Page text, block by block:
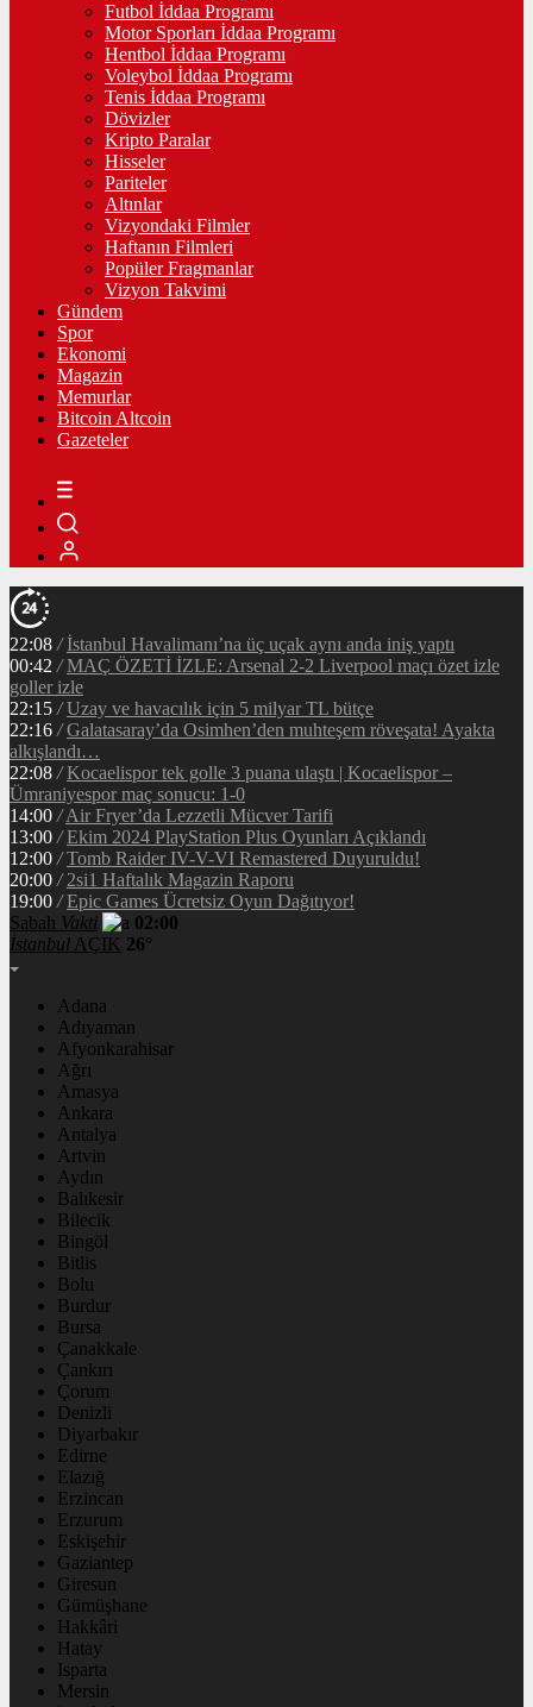
Futbol İddaa Programı
Motor Sporları İddaa Programı
Hentbol İddaa Programı
Voleybol İddaa Programı
Tenis İddaa Programı
Dövizler
Kripto Paralar
Hisseler
Pariteler
Altınlar
Vizyondaki Filmler
Haftanın Filmleri
Popüler Fragmanlar
Vizyon Takvimi
Gündem
Spor
Ekonomi
Magazin
Memurlar
Bitcoin Altcoin
Gazeteler
22:08 / İstanbul Havalimanı’na üç uçak aynı anda iniş yaptı
00:42 / MAÇ ÖZETİ İZLE: Arsenal 2-2 Liverpool maçı özet izle
goller izle
22:15 / Uzay ve havacılık için 5 milyar TL bütçe
22:16 / Galatasaray’da Osimhen’den muhteşem röveşata! Ayakta
alkışlandı…
22:08 / Kocaelispor tek golle 3 puana ulaştı | Kocaelispor –
Ümraniyespor maç sonucu: 1-0
14:00 / Air Fryer’da Lezzetli Mücver Tarifi
13:00 / Ekim 2024 PlayStation Plus Oyunları Açıklandı
12:00 / Tomb Raider IV-V-VI Remastered Duyuruldu!
20:00 / 2si1 Haftalık Magazin Raporu
19:00 / Epic Games Ücretsiz Oyun Dağıtıyor!
Sabah Vakti
02:00
İstanbul AÇIK 26°
Adana
Adıyaman
Afyonkarahisar
Ağrı
Amasya
Ankara
Antalya
Artvin
Aydın
Balıkesir
Bilecik
Bingöl
Bitlis
Bolu
Burdur
Bursa
Çanakkale
Çankırı
Çorum
Denizli
Diyarbakır
Edirne
Elazığ
Erzincan
Erzurum
Eskişehir
Gaziantep
Giresun
Gümüşhane
Hakkâri
Hatay
Isparta
Mersin